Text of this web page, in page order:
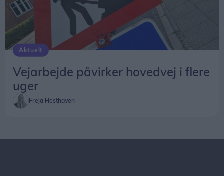
Aktuelt
Vejarbejde påvirker hovedvej i flere
uger
Freja Hesthaven